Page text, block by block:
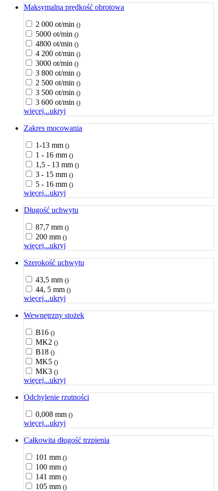
Maksymalna prędkość obrotowa
2 000 ot/min ()
5000 ot/min ()
4800 ot/min ()
4 200 ot/min ()
3000 ot/min ()
3 800 ot/min ()
2 500 ot/min ()
3 500 ot/min ()
3 600 ot/min ()
więcej...ukryj
Zakres mocowania
1-13 mm ()
1 - 16 mm ()
1,5 - 13 mm ()
3 - 15 mm ()
5 - 16 mm ()
więcej...ukryj
Długość uchwytu
87,7 mm ()
200 mm ()
więcej...ukryj
Szerokość uchwytu
43,5 mm ()
44, 5 mm ()
więcej...ukryj
Wewnętrzny stożek
B16 ()
MK2 ()
B18 ()
MK5 ()
MK3 ()
więcej...ukryj
Odchylenie rzutności
0,008 mm ()
więcej...ukryj
Całkowita długość trzpienia
101 mm ()
100 mm ()
141 mm ()
105 mm ()